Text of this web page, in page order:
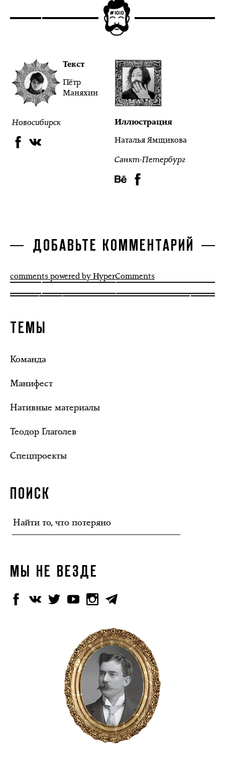
Текст
Пётр
Маняхин
Новосибирск Иллюстрация
Наталья Ямщикова
Санкт-Петербург
ДОБАВЬТЕ КОММЕНТАРИЙ
comments powered by HyperComments
ТЕМЫ
Команда
Манифест
Нативные материалы
Теодор Глаголев
Спецпроекты
ПОИСК
МЫ НЕ ВЕЗДЕ